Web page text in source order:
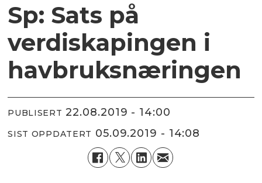
Sp: Sats på
verdiskapingen i
havbruksnæringen
PUBLISERT 22.08.2019 - 14:00
SIST OPPDATERT 05.09.2019 - 14:08